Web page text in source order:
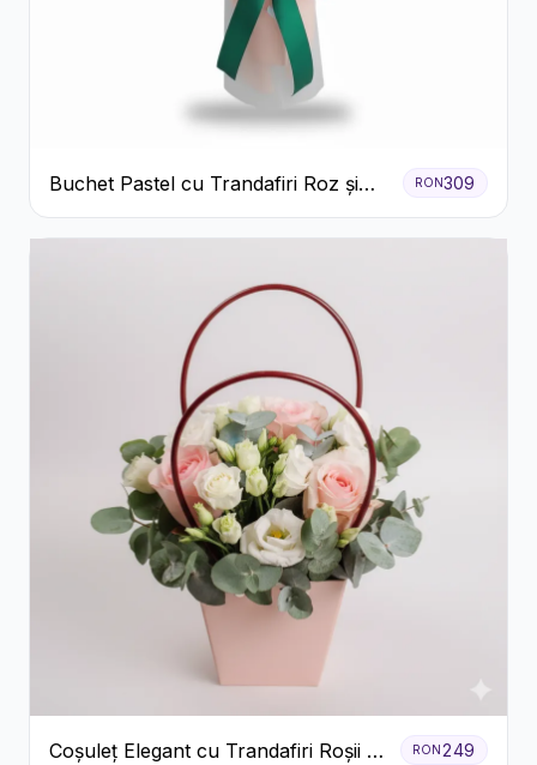
Buchet Pastel cu Trandafiri Roz și
Albi
RON309
Coșuleț Elegant cu Trandafiri Roșii și
RON249